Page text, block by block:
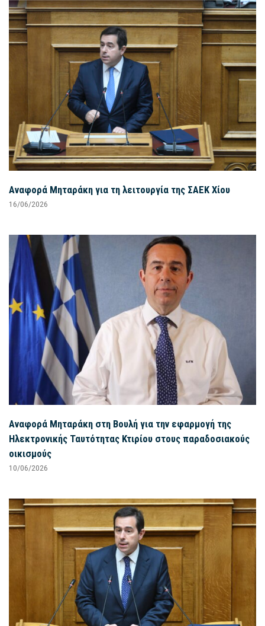
Αναφορά Μηταράκη για τη λειτουργία της ΣΑΕΚ Χίου
16/06/2026
Αναφορά Μηταράκη στη Βουλή για την εφαρμογή της
Ηλεκτρονικής Ταυτότητας Κτιρίου στους παραδοσιακούς
οικισμούς
10/06/2026